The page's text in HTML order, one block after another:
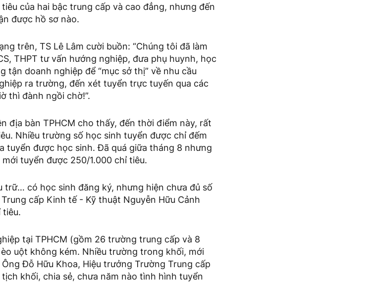
của hai bậc trung cấp và cao đẳng, nhưng đến
được hồ sơ nào.
trên, TS Lê Lâm cười buồn: “Chúng tôi đã làm
THPT tư vấn hướng nghiệp, đưa phụ huynh, học
tận doanh nghiệp để “mục sở thị” về nhu cầu
ra trường, đến xét tuyển trực tuyến qua các
thì đành ngồi chờ!”.
địa bàn TPHCM cho thấy, đến thời điểm này, rất
Nhiều trường số học sinh tuyển được chỉ đếm
tuyển được học sinh. Đã quá giữa tháng 8 nhưng
tuyển được 250/1.000 chỉ tiêu.
trữ… có học sinh đăng ký, nhưng hiện chưa đủ số
cấp Kinh tế - Kỹ thuật Nguyễn Hữu Cảnh
tiêu.
tại TPHCM (gồm 26 trường trung cấp và 8
uột không kém. Nhiều trường trong khối, mới
Đỗ Hữu Khoa, Hiệu trưởng Trường Trung cấp
khối, chia sẻ, chưa năm nào tình hình tuyển